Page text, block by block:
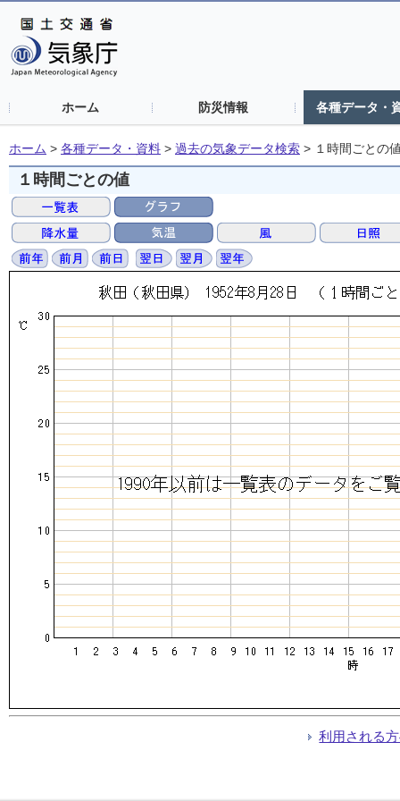
ホーム 防災情報 各種データ・
ホーム > 各種データ・資料 > 過去の気象データ検索 > １時間ごとの
１時間ごとの値
利用される